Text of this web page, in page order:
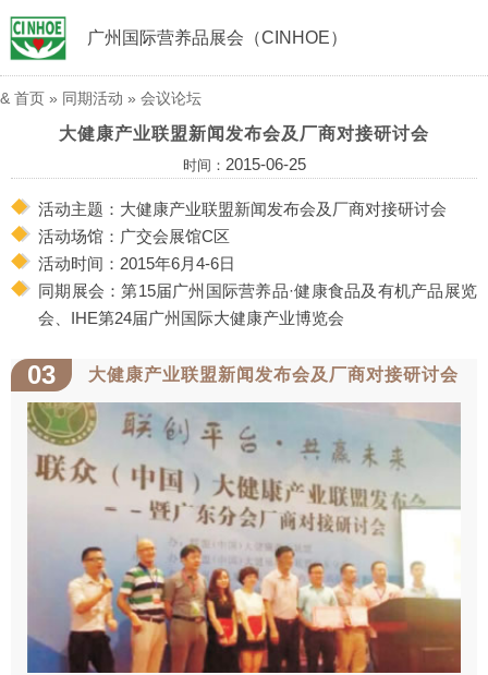
广州国际营养品展会（CINHOE）
& 首页 » 同期活动 » 会议论坛
大健康产业联盟新闻发布会及厂商对接研讨会
时间： 2015-06-25
活动主题：大健康产业联盟新闻发布会及厂商对接研讨会
活动场馆：广交会展馆C区
活动时间：2015年6月4-6日
同期展会：第15届广州国际营养品·健康食品及有机产品展览
会、IHE第24届广州国际大健康产业博览会
03 大健康产业联盟新闻发布会及厂商对接研讨会